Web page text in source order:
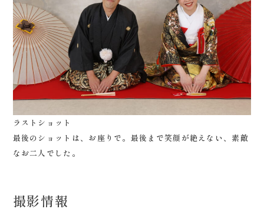
ラストショット
最後のショットは、お座りで。最後まで笑顔が絶えない、素敵
なお二人でした。
撮影情報